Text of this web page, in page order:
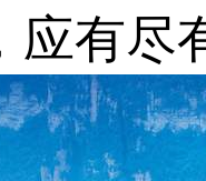
应有尽